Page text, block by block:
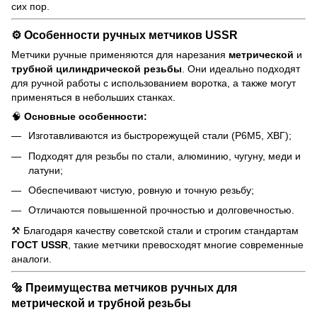
сих пор.
⚙️ Особенности ручных метчиков USSR
Метчики ручные применяются для нарезания метрической и
трубной цилиндрической резьбы . Они идеально подходят
для ручной работы с использованием воротка, а также могут
применяться в небольших станках.
🧠 Основные особенности:
Изготавливаются из быстрорежущей стали (Р6М5, ХВГ);
Подходят для резьбы по стали, алюминию, чугуну, меди и
латуни;
Обеспечивают чистую, ровную и точную резьбу;
Отличаются повышенной прочностью и долговечностью.
⚒️ Благодаря качеству советской стали и строгим стандартам
ГОСТ USSR , такие метчики превосходят многие современные
аналоги.
🔩 Преимущества метчиков ручных для
метрической и трубной резьбы